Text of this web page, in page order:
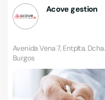
Acove gestion
Avenida Vena 7, Entplta.
Burgos